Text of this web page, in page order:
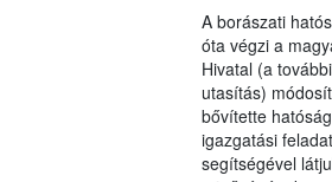
A borászati
óta végzi a
Hivatal (a
utasítás)
bővítette
igazgatási
segítségével